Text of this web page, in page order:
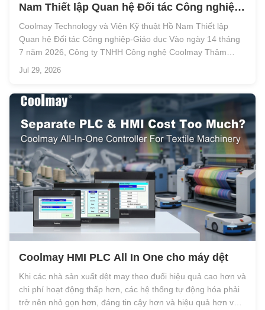
Nam Thiết lập Quan hệ Đối tác Công nghiệp-
Giáo dục
Coolmay Technology và Viện Kỹ thuật Hồ Nam Thiết lập
Quan hệ Đối tác Công nghiệp-Giáo dục Vào ngày 14 tháng
7 năm 2026, Công ty TNHH Công nghệ Coolmay Thâm
Quyến và Viện Kỹ thuật Hồ Nam đã chính thức ký kết thỏa
Jul 29, 2026
Coolmay HMI PLC All In One cho máy dệt
Khi các nhà sản xuất dệt may theo đuổi hiệu quả cao hơn và
chi phí hoạt động thấp hơn, các hệ thống tự động hóa phải
trở nên nhỏ gọn hơn, đáng tin cậy hơn và hiệu quả hơn về